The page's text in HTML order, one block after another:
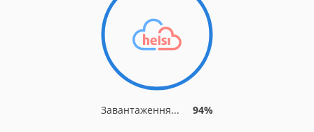
Завантаження... 94%